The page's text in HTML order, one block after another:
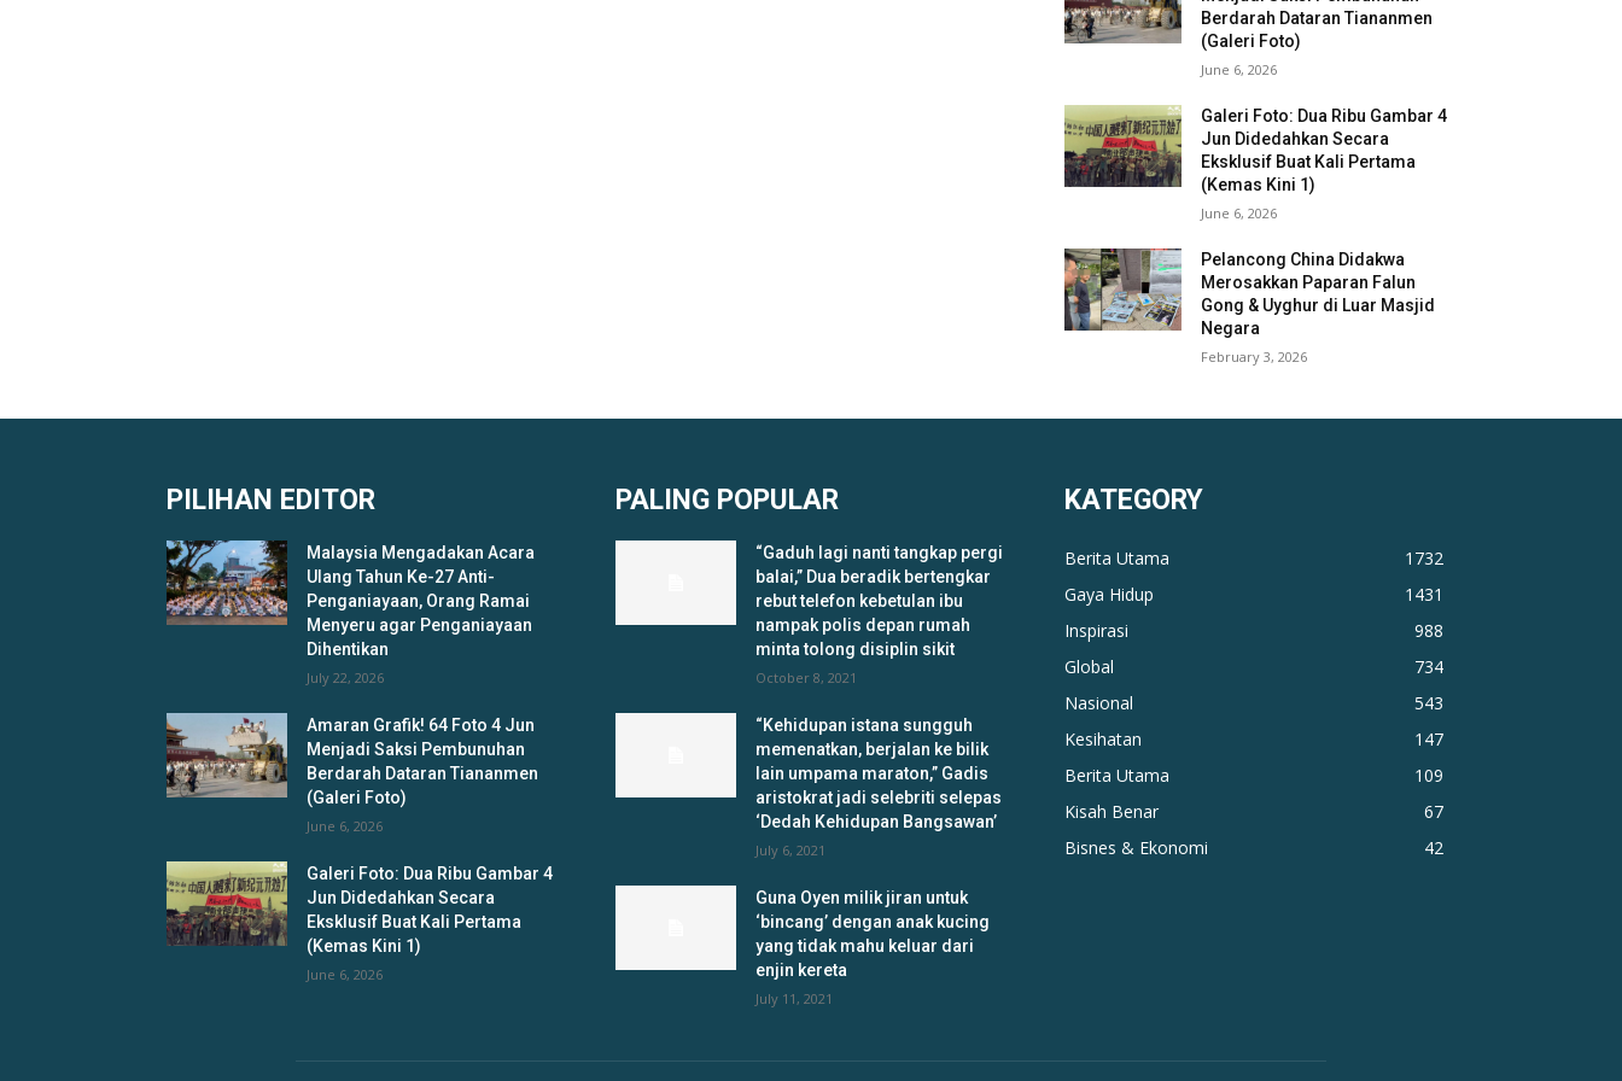
Berdarah Dataran Tiananmen
(Galeri Foto)
June 6, 2026
Galeri Foto: Dua Ribu Gambar 4
Jun Didedahkan Secara
Eksklusif Buat Kali Pertama
(Kemas Kini 1)
June 6, 2026
Pelancong China Didakwa
Merosakkan Paparan Falun
Gong & Uyghur di Luar Masjid
Negara
February 3, 2026
PILIHAN EDITOR
Malaysia Mengadakan Acara
Ulang Tahun Ke-27 Anti-
Penganiayaan, Orang Ramai
Menyeru agar Penganiayaan
Dihentikan
July 22, 2026
Amaran Grafik! 64 Foto 4 Jun
Menjadi Saksi Pembunuhan
Berdarah Dataran Tiananmen
(Galeri Foto)
June 6, 2026
Galeri Foto: Dua Ribu Gambar 4
Jun Didedahkan Secara
Eksklusif Buat Kali Pertama
(Kemas Kini 1)
June 6, 2026
PALING POPULAR
“Gaduh lagi nanti tangkap pergi
balai,” Dua beradik bertengkar
rebut telefon kebetulan ibu
nampak polis depan rumah
minta tolong disiplin sikit
October 8, 2021
“Kehidupan istana sungguh
memenatkan, berjalan ke bilik
lain umpama maraton,” Gadis
aristokrat jadi selebriti selepas
‘Dedah Kehidupan Bangsawan’
July 6, 2021
Guna Oyen milik jiran untuk
‘bincang’ dengan anak kucing
yang tidak mahu keluar dari
enjin kereta
July 11, 2021
KATEGORY
Berita Utama
1732
Gaya Hidup
1431
Inspirasi
988
Global
734
Nasional
543
Kesihatan
147
Berita Utama
109
Kisah Benar
67
Bisnes & Ekonomi
42